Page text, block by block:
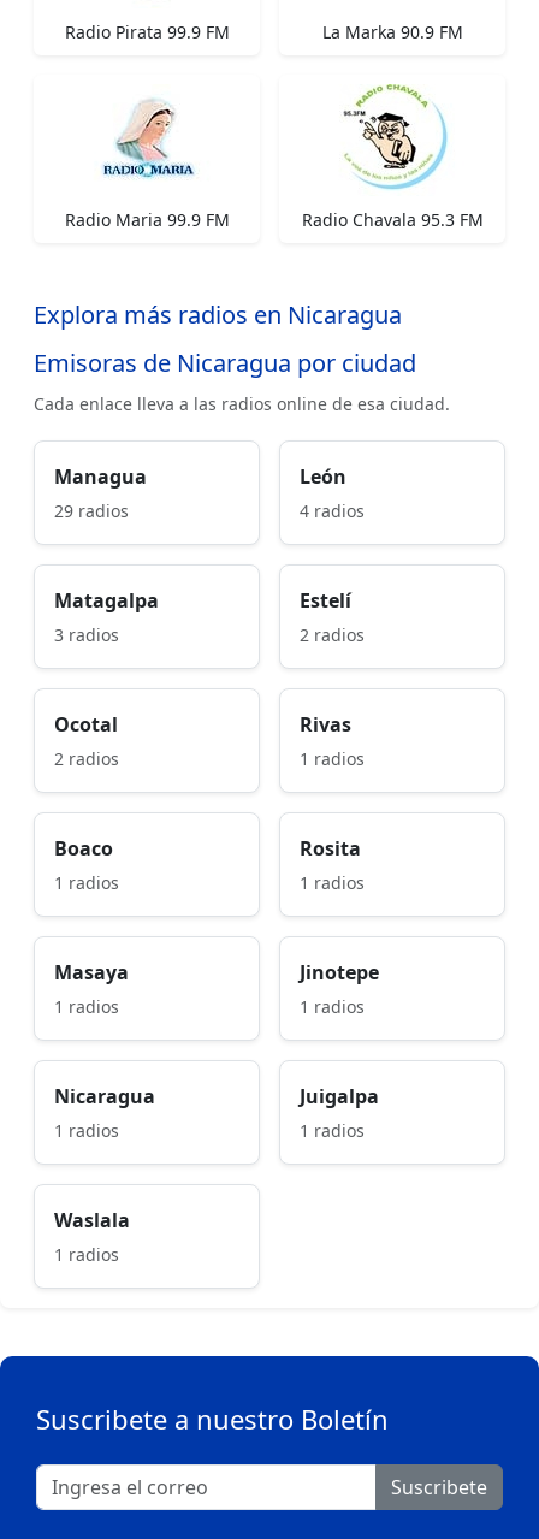
Radio Pirata 99.9 FM La Marka 90.9 FM
Radio Maria 99.9 FM Radio Chavala 95.3 FM
Explora más radios en Nicaragua
Emisoras de Nicaragua por ciudad
Cada enlace lleva a las radios online de esa ciudad.
Managua
29 radios
León
4 radios
Matagalpa
3 radios
Estelí
2 radios
Ocotal
2 radios
Rivas
1 radios
Boaco
1 radios
Rosita
1 radios
Masaya
1 radios
Jinotepe
1 radios
Nicaragua
1 radios
Juigalpa
1 radios
Waslala
1 radios
Suscribete a nuestro Boletín
Suscribete